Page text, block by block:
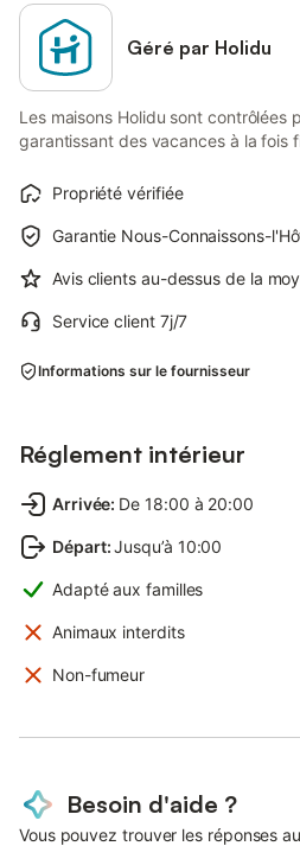
Géré par Holidu
Les maisons Holidu sont contrôlées
garantissant des vacances à la fois
Propriété vérifiée
Garantie Nous-Connaissons-
Avis clients au-dessus de la
Service client 7j/7
Informations sur le fournisseur
Réglement intérieur
Arrivée: De 18:00 à 20:00
Départ:Jusqu’à 10:00
Adapté aux familles
Animaux interdits
Non-fumeur
Besoin d'aide ?
Vous pouvez trouver les réponses